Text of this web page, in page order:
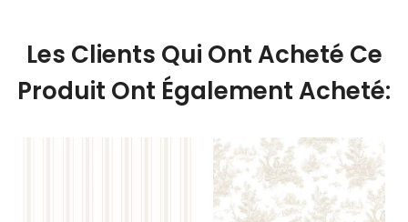
Les Clients Qui Ont Acheté Ce
Produit Ont Également Acheté: